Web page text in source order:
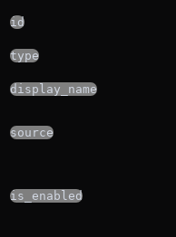
id
type
display_name
source
is_enabled